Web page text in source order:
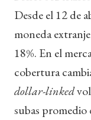
Desde el 12 de
moneda
18%. En el
cobertura
dollar-linked
subas